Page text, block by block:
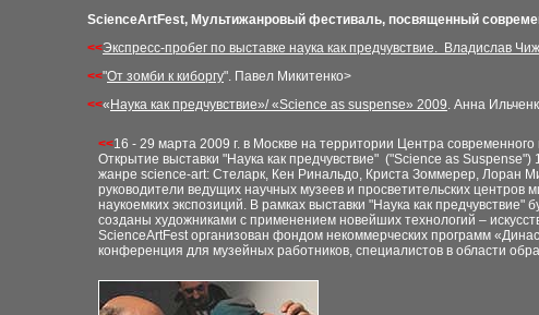
ScienceArtFest, Мультижанровый фестиваль, посвященный
<<Экспресс-пробег по выставке наука как предчувствие. Владислав
<<"От зомби к киборгу". Павел Микитенко>
<<« Наука как предчувствие»/ «Science as suspense» 2009. Анна
<<16 - 29 марта 2009 г. в Москве на территории Центра
Открытие выставки "Наука как предчувствие" ("Science as Suspense")
жанре science-art: Стеларк, Кен Ринальдо, Криста Зоммерер, Лоран
руководители ведущих научных музеев и просветительских центров
наукоемких экспозиций. В рамках выставки "Наука как
созданы художниками с применением новейших технологий –
ScienceArtFest организован фондом некоммерческих программ
конференция для музейных работников, специалистов в области